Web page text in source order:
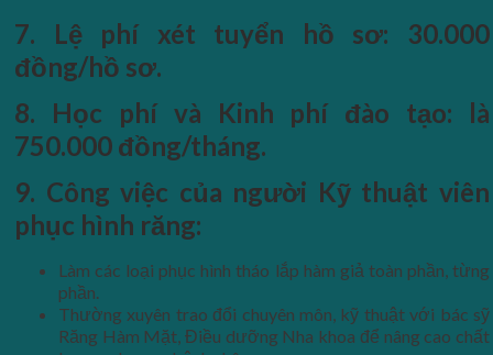
7. Lệ phí xét tuyển hồ sơ: 30.000
đồng/hồ sơ.
8. Học phí và Kinh phí đào tạo: là
750.000 đồng/tháng.
9. Công việc của người Kỹ thuật viên
phục hình răng:
Làm các loại phục hình tháo lắp hàm giả toàn phần, từng
phần.
Thường xuyên trao đổi chuyên môn, kỹ thuật với bác sỹ
Răng Hàm Mặt, Điều dưỡng Nha khoa để nâng cao chất